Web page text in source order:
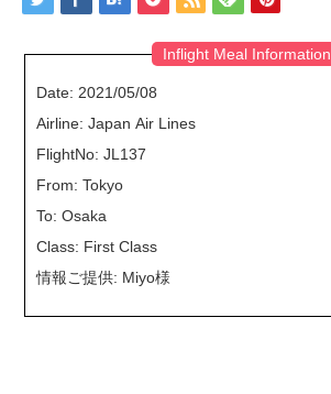
Inflight Meal Information
Date: 2021/05/08
Airline: Japan Air Lines
FlightNo: JL137
From: Tokyo
To: Osaka
Class: First Class
情報ご提供: Miyo様